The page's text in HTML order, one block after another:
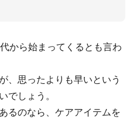
から始まってくるとも言わ
、思ったよりも早いという
でしょう。
るのなら、ケアアイテムを